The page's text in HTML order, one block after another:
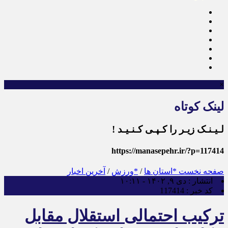
×
لینک کوتاه
لـیـنـک زیـر را کـپـی کـنـیـد !
https://manasepehr.ir/?p=117414
صفحه نخست *استان ها / *ورزش / آخرین اخبار
انتشار : دی ۹, ۱۴۰۲ - ۱۰:۱۱
کد خبر : 117414
ترکیب احتمالی استقلال مقابل